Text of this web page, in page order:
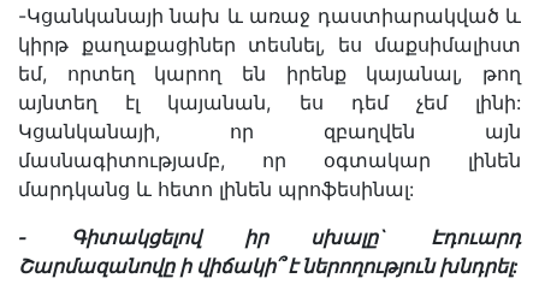
-Կցանկանայի նախ և առաջ դաստիարակված և
կիրթ քաղաքացիներ տեսնել, ես մաքսիմալիստ
եմ, որտեղ կարող են իրենք կայանալ, թող
այնտեղ էլ կայանան, ես դեմ չեմ լինի:
Կցանկանայի, որ զբաղվեն այն
մասնագիտությամբ, որ օգտակար լինեն
մարդկանց և հետո լինեն պրոֆեսինալ:
-
Գիտակցելով իր սխալը`
Էդուարդ
Շարմազանովը ի վիճակի՞ է ներողություն խնդրել: